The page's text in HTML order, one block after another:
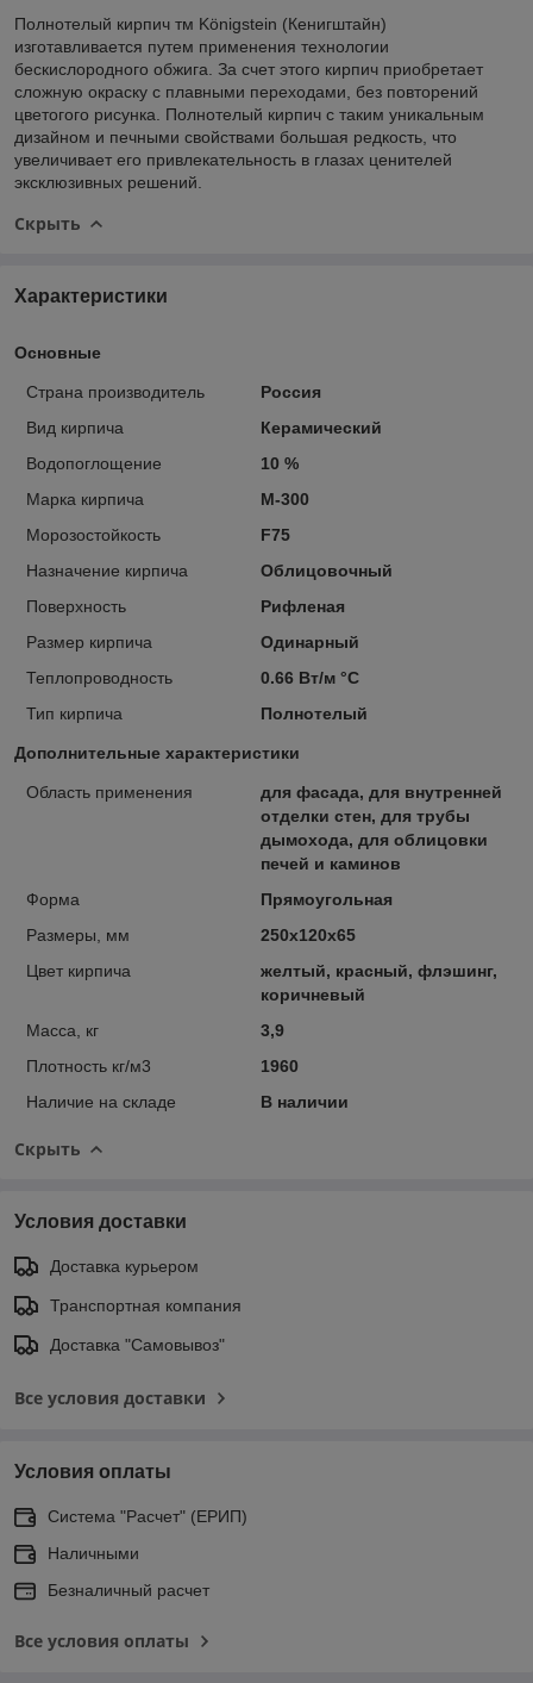
Полнотелый кирпич тм Königstein (Кенигштайн)
изготавливается путем применения технологии
бескислородного обжига. За счет этого кирпич приобретает
сложную окраску с плавными переходами, без повторений
цветогого рисунка. Полнотелый кирпич с таким уникальным
дизайном и печными свойствами большая редкость, что
увеличивает его привлекательность в глазах ценителей
эксклюзивных решений.
Скрыть
Характеристики
Основные
Страна производитель
Россия
Вид кирпича
Керамический
Водопоглощение
10 %
Марка кирпича
М-300
Морозостойкость
F75
Назначение кирпича
Облицовочный
Поверхность
Рифленая
Размер кирпича
Одинарный
Теплопроводность
0.66 Вт/м °С
Тип кирпича
Полнотелый
Дополнительные характеристики
Область применения
для фасада, для внутренней
отделки стен, для трубы
дымохода, для облицовки
печей и каминов
Форма
Прямоугольная
Размеры, мм
250х120х65
Цвет кирпича
желтый, красный, флэшинг,
коричневый
Масса, кг
3,9
Плотность кг/м3
1960
Наличие на складе
В наличии
Скрыть
Условия доставки
Доставка курьером
Транспортная компания
Доставка "Самовывоз"
Все условия доставки
Условия оплаты
Система "Расчет" (ЕРИП)
Наличными
Безналичный расчет
Все условия оплаты